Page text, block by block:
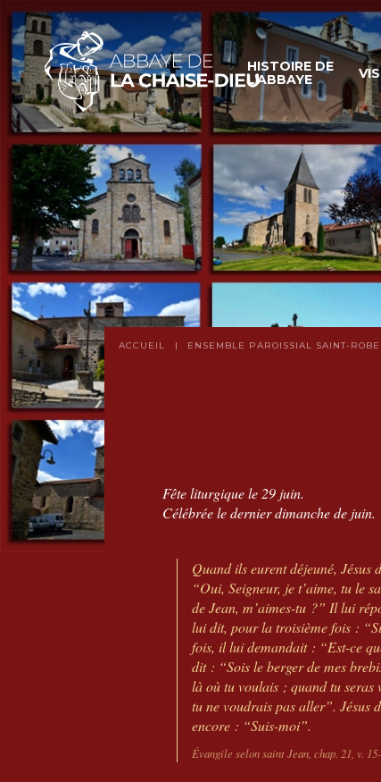
HISTOIRE DE
L’ABBAYE
ACCUEIL ENSEMBLE PAROISSIAL SAINT-
Fête liturgique le 29 juin.
Célébrée le dernier dimanche de juin.
Quand ils eurent déjeuné,
“Oui, Seigneur, je t’aime, tu le
de Jean, m’aimes-tu ?” Il lui
lui dit, pour la troisième fois :
fois, il lui demandait : “Est-ce
dit : “Sois le berger de mes
là où tu voulais ; quand tu seras
tu ne voudrais pas aller”.
encore : “Suis-moi”.
Évangile selon saint Jean, chap. 21, v.